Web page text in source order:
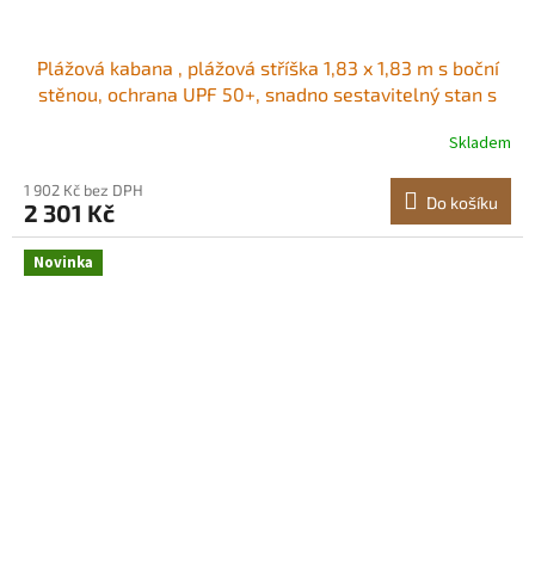
Plážová kabana , plážová stříška 1,83 x 1,83 m s boční
stěnou, ochrana UPF 50+, snadno sestavitelný stan s
přátele, modré pruhy Prostorná stínicí plocha Dvě
Skladem
1 902 Kč bez DPH
2 301 Kč Do košíku
Novinka